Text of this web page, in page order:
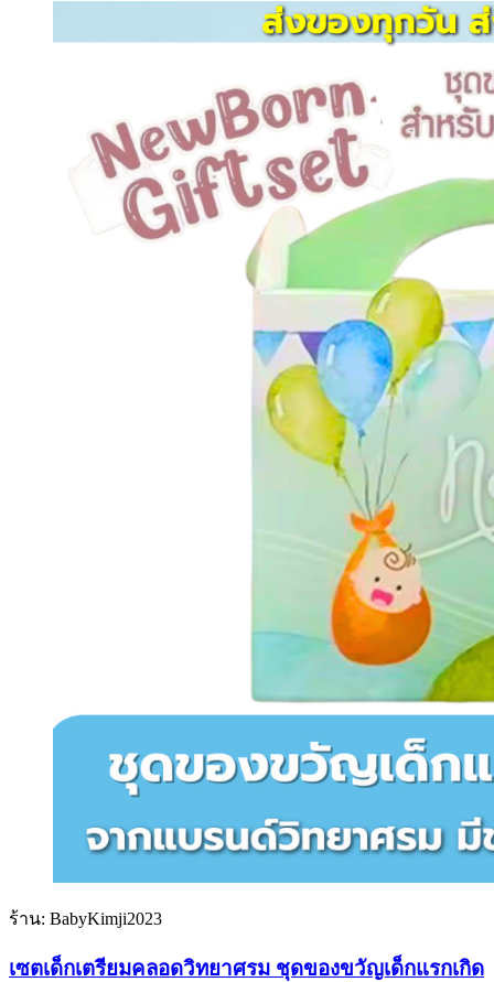
ร้าน: BabyKimji2023
เซตเด็กเตรียมคลอดวิทยาศรม ชุดของขวัญเด็กแรกเกิด